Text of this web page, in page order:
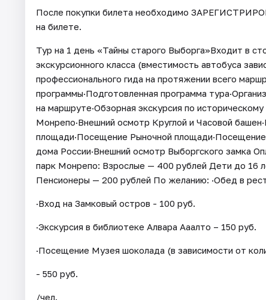
После покупки билета необходимо
на билете.
Тур на 1 день «Тайны старого Выборга»Входит в
экскурсионного класса (вместимость автобуса
профессионального гида на протяжении всего
программы·Подготовленная программа
на маршруте·Обзорная экскурсия по
Монрепо·Внешний осмотр Круглой и Часовой
площади·Посещение Рыночной
дома России·Внешний осмотр Выборгского замка
парк Монрепо: Взрослые — 400 рублей Дети до 16
Пенсионеры — 200 рублей По желанию: ·Обед в
·Вход на Замковый остров - 100 руб.
·Экскурсия в библиотеке Алвара Ааалто – 150 руб.
·Посещение Музея шоколада (в зависимости от
- 550 руб.
/чел.